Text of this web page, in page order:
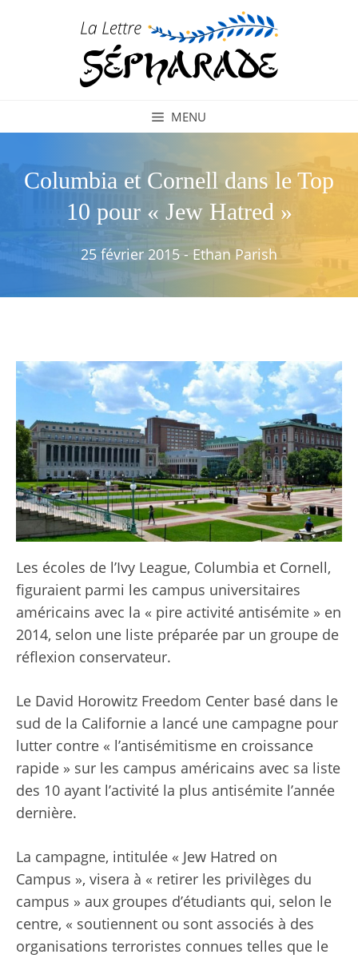
MENU
Columbia et Cornell dans le Top
10 pour « Jew Hatred »
25 février 2015 - Ethan Parish
Les écoles de l’Ivy League, Columbia et Cornell,
figuraient parmi les campus universitaires
américains avec la « pire activité antisémite » en
2014, selon une liste préparée par un groupe de
réflexion conservateur.
Le David Horowitz Freedom Center basé dans le
sud de la Californie a lancé une campagne pour
lutter contre « l’antisémitisme en croissance
rapide » sur les campus américains avec sa liste
des 10 ayant l’activité la plus antisémite l’année
dernière.
La campagne, intitulée « Jew Hatred on
Campus », visera à « retirer les privilèges du
campus » aux groupes d’étudiants qui, selon le
centre, « soutiennent ou sont associés à des
organisations terroristes connues telles que le